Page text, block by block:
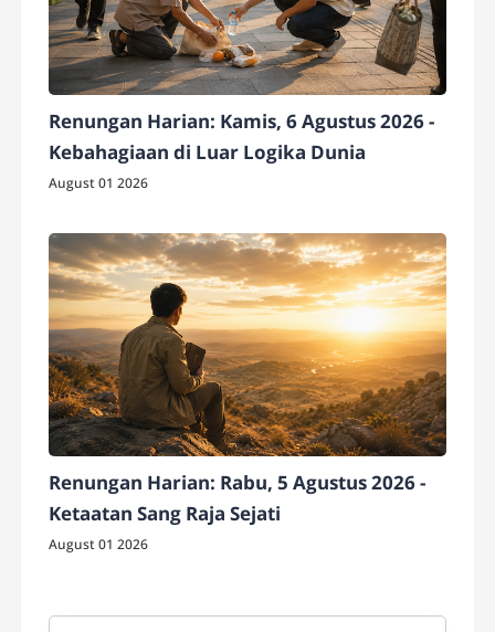
Renungan Harian: Kamis, 6 Agustus 2026 -
Kebahagiaan di Luar Logika Dunia
August 01 2026
Renungan Harian: Rabu, 5 Agustus 2026 -
Ketaatan Sang Raja Sejati
August 01 2026